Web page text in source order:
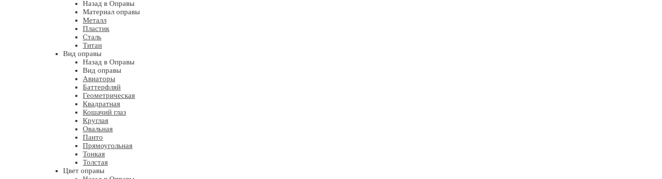
Назад в Оправы
Материал оправы
Металл
Пластик
Сталь
Титан
Вид оправы
Назад в Оправы
Вид оправы
Авиаторы
Баттерфляй
Геометрическая
Квадратная
Кошачий глаз
Круглая
Овальная
Панто
Прямоугольная
Тонкая
Толстая
Цвет оправы